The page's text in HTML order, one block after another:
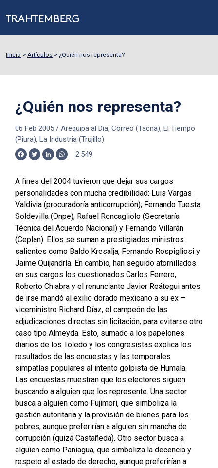
Inicio > Artículos > ¿Quién nos representa?
¿Quién nos representa?
06 Feb 2005/ Arequipa al Día, Correo (Tacna), El Tiempo
(Piura), La Industria (Trujillo)
Facebook
TwitterLinkedInWhatsApp
2.549
A fines del 2004 tuvieron que dejar sus cargos
personalidades con mucha credibilidad: Luis Vargas
Valdivia (procuradoría anticorrupción); Fernando Tuesta
Soldevilla (Onpe); Rafael Roncagliolo (Secretaría
Técnica del Acuerdo Nacional) y Fernando Villarán
(Ceplan). Ellos se suman a prestigiados ministros
salientes como Baldo Kresalja, Fernando Rospigliosi y
Jaime Quijandría. En cambio, han seguido atornillados
en sus cargos los cuestionados Carlos Ferrero,
Roberto Chiabra y el renunciante Javier Reátegui antes
de irse mandó al exilio dorado mexicano a su ex –
viceministro Richard Díaz, el campeón de las
adjudicaciones directas sin licitación, para evitarse otro
caso tipo Almeyda. Esto, sumado a los papelones
diarios de los Toledo y los congresistas explica los
resultados de las encuestas y las temporales
simpatías populares al intento golpista de Humala.
Las encuestas muestran que los electores siguen
buscando a alguien que los represente. Una sector
busca a alguien como Fujimori, que simboliza la
gestión autoritaria y la provisión de bienes para los
pobres, aunque preferirían a alguien sin mancha de
corrupción (quizá Castañeda). Otro sector busca a
alguien como Paniagua, que simboliza la decencia y
respeto al estado de derecho, aunque preferirían a